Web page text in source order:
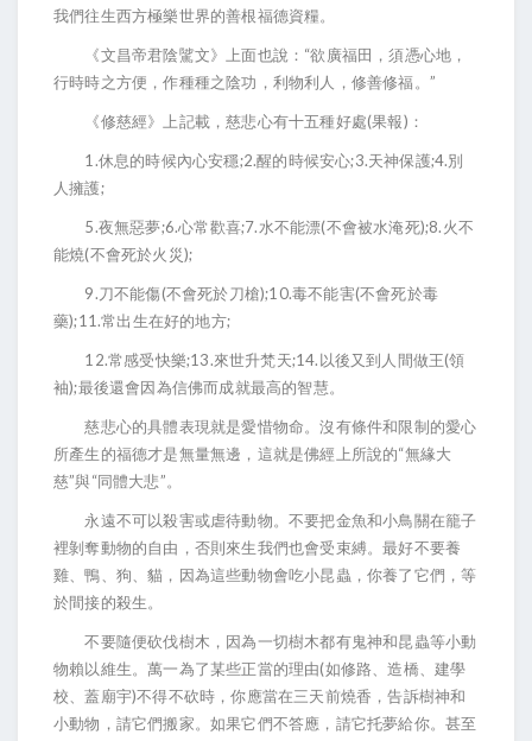
我們往生西方極樂世界的善根福德資糧。
《文昌帝君陰騭文》上面也說： “欲廣福田，須憑心地，
行時時之方便，作種種之陰功，利物利人，修善修福。 ”
《修慈經》上記載，慈悲心有十五種好處(果報) ：
1.休息的時候內心安穩;2.醒的時候安心;3.天神保護;4.別
人擁護;
5.夜無惡夢;6.心常歡喜;7.水不能漂(不會被水淹死);8. 火不
能燒(不會死於火災);
9.刀不能傷(不會死於刀槍);10.毒不能害(不會死於毒
藥);11.常出生在好的地方;
12.常感受快樂;13.來世升梵天;14. 以後又到人間做王(領
袖);最後還會因為信佛而成就最高的智慧。
慈悲心的具體表現就是愛惜物命。沒有條件和限制的愛心
所產生的福德才是無量無邊，這就是佛經上所說的“無緣大
慈”與“同體大悲”。
永遠不可以殺害或虐待動物。不要把金魚和小鳥關在籠子
裡剝奪動物的自由，否則來生我們也會受束縛。最好不要養
雞、鴨、狗、貓，因為這些動物會吃小昆蟲，你養了它們，等
於間接的殺生。
不要隨便砍伐樹木，因為一切樹木都有鬼神和昆蟲等小動
物賴以維生。萬一為了某些正當的理由(如修路、造橋、建學
校、蓋廟宇)不得不砍時，你應當在三天前燒香，告訴樹神和
小動物，請它們搬家。如果它們不答應，請它托夢給你。甚至